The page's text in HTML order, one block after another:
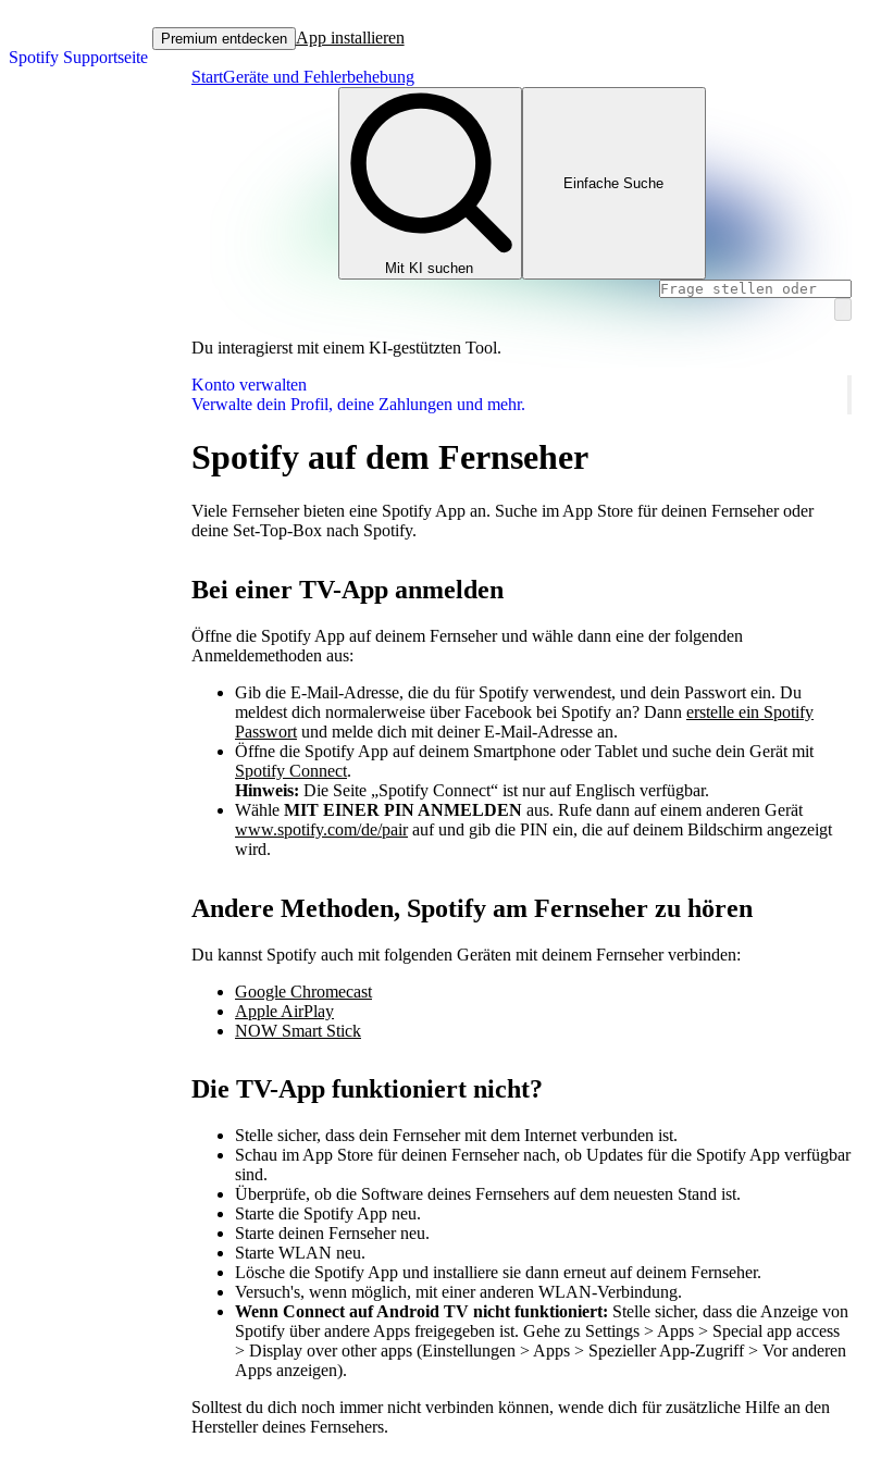
Spotify Supportseite
Premium entdecken App installieren
StartGeräte und Fehlerbehebung
Mit KI suchen
Einfache Suche
Du interagierst mit einem KI-gestützten Tool.
Konto verwalten
Verwalte dein Profil, deine Zahlungen und mehr.
Spotify auf dem Fernseher
Viele Fernseher bieten eine Spotify App an. Suche im App Store für deinen Fernseher oder
deine Set-Top-Box nach Spotify.
Bei einer TV-App anmelden
Öffne die Spotify App auf deinem Fernseher und wähle dann eine der folgenden
Anmeldemethoden aus:
Gib die E-Mail-Adresse, die du für Spotify verwendest, und dein Passwort ein. Du
meldest dich normalerweise über Facebook bei Spotify an? Dann erstelle ein Spotify
Passwort und melde dich mit deiner E-Mail-Adresse an.
Öffne die Spotify App auf deinem Smartphone oder Tablet und suche dein Gerät mit
Spotify Connect.
Hinweis: Die Seite „Spotify Connect“ ist nur auf Englisch verfügbar.
Wähle MIT EINER PIN ANMELDEN aus. Rufe dann auf einem anderen Gerät
www.spotify.com/de/pairauf und gib die PIN ein, die auf deinem Bildschirm angezeigt
wird.
Andere Methoden, Spotify am Fernseher zu hören
Du kannst Spotify auch mit folgenden Geräten mit deinem Fernseher verbinden:
Google Chromecast
Apple AirPlay
NOW Smart Stick
Die TV-App funktioniert nicht?
Stelle sicher, dass dein Fernseher mit dem Internet verbunden ist.
Schau im App Store für deinen Fernseher nach, ob Updates für die Spotify App verfügbar
sind.
Überprüfe, ob die Software deines Fernsehers auf dem neuesten Stand ist.
Starte die Spotify App neu.
Starte deinen Fernseher neu.
Starte WLAN neu.
Lösche die Spotify App und installiere sie dann erneut auf deinem Fernseher.
Versuch's, wenn möglich, mit einer anderen WLAN-Verbindung.
Wenn Connect auf Android TV nicht funktioniert: Stelle sicher, dass die Anzeige von
Spotify über andere Apps freigegeben ist. Gehe zu Settings > Apps > Special app access
> Display over other apps (Einstellungen > Apps > Spezieller App-Zugriff > Vor anderen
Apps anzeigen).
Solltest du dich noch immer nicht verbinden können, wende dich für zusätzliche Hilfe an den
Hersteller deines Fernsehers.